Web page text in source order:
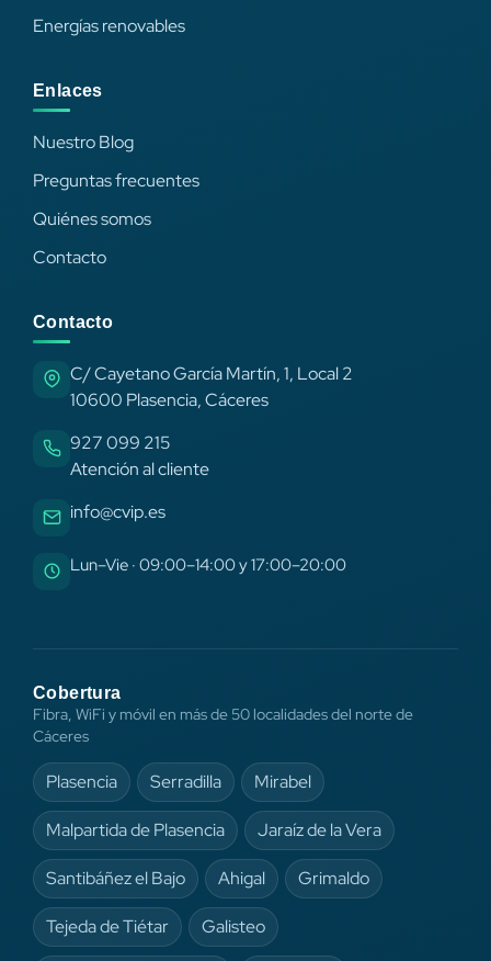
Energías renovables
Enlaces
Nuestro Blog
Preguntas frecuentes
Quiénes somos
Contacto
Contacto
C/ Cayetano García Martín, 1, Local 2
10600 Plasencia, Cáceres
927 099 215
Atención al cliente
info@cvip.es
Lun–Vie · 09:00–14:00 y 17:00–20:00
Cobertura
Fibra, WiFi y móvil en más de 50 localidades del norte de
Cáceres
Plasencia Serradilla Mirabel
Malpartida de Plasencia Jaraíz de la Vera
Santibáñez el Bajo Ahigal Grimaldo
Tejeda de Tiétar Galisteo